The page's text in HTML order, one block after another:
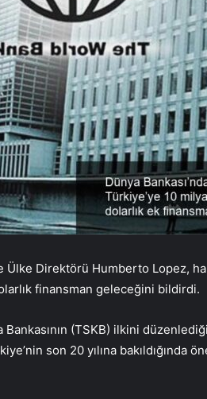
Ülke Direktörü Humberto Lopez,
finansman geleceğini bildirdi.
Bankasının (TSKB) ilkini
son 20 yılına bakıldığında